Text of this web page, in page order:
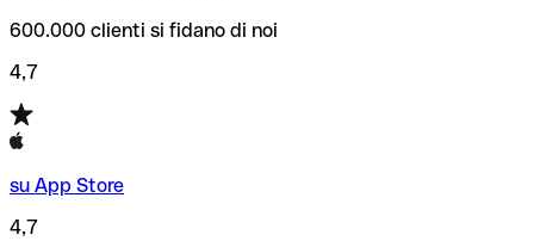
600.000 clienti si fidano di noi
4,7
su App Store
4,7